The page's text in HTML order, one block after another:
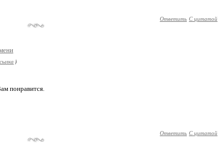
Ответить С цитатой
)
понравится.
Ответить С цитатой